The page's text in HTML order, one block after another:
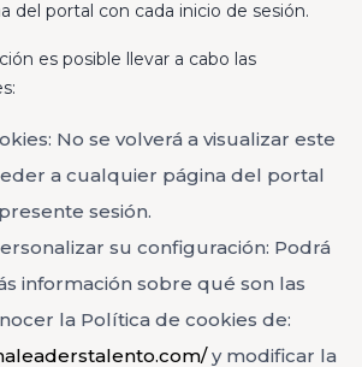
del portal con cada inicio de sesión.
es posible llevar a cabo las
No se volverá a visualizar este
a cualquier página del portal
sesión.
su configuración: Podrá
información sobre qué son las
la Política de cookies de:
y modificar la